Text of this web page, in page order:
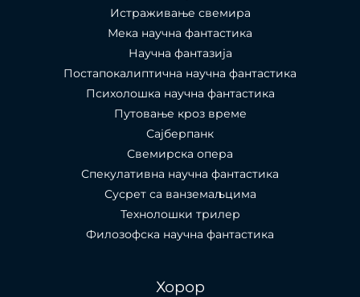
Истраживање свемира
Мека научна фантастика
Научна фантазија
Постапокалиптична научна фантастика
Психолошка научна фантастика
Путовање кроз време
Сајберпанк
Свемирска опера
Спекулативна научна фантастика
Сусрет са ванземаљцима
Технолошки трилер
Филозофска научна фантастика
Хорор